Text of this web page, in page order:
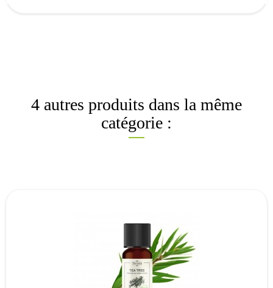
4 autres produits dans la même
catégorie :